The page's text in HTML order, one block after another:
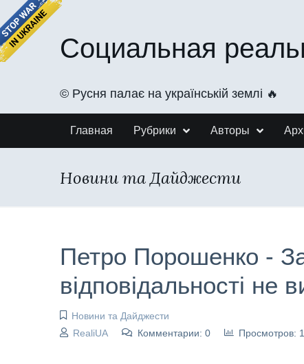
Социальная
©️ Русня палає на українській землі 🔥
Главная Рубрики Авторы
Новини та Дайджести
Петро Порошенко -
відповідальності не
Новини та Дайджести
RealiUA
Комментарии: 0 Просмотров: